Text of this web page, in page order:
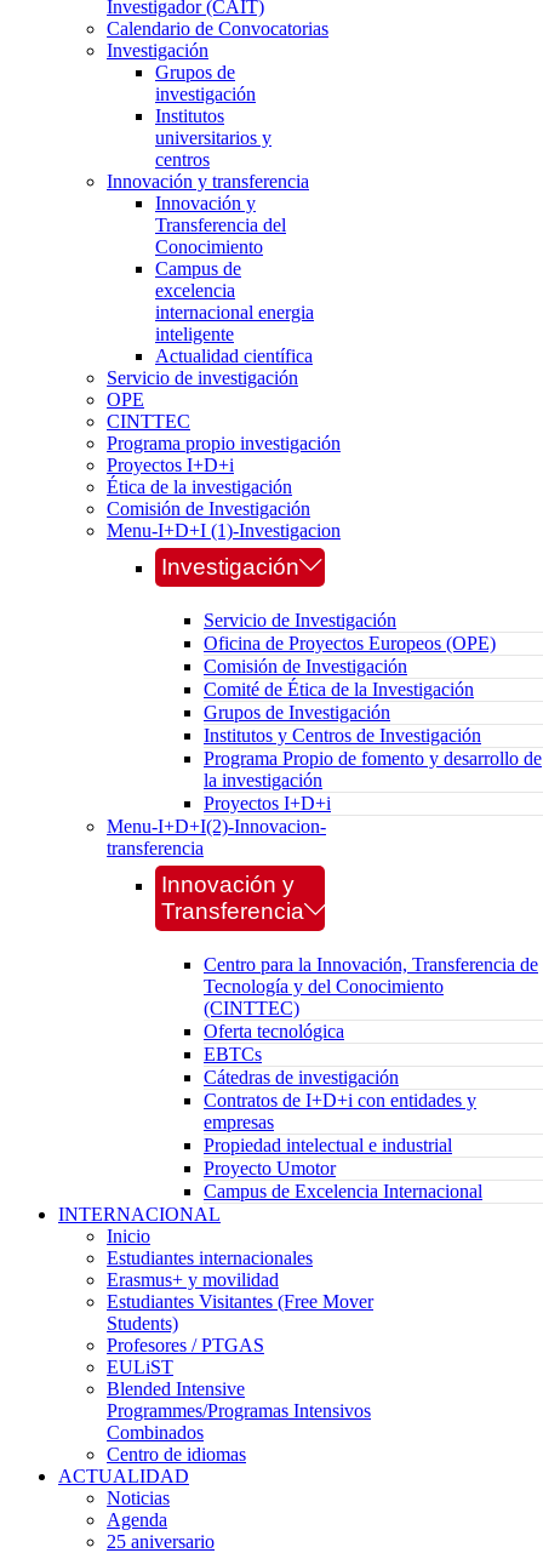
Investigador (CAIT)
Calendario de Convocatorias
Investigación
Grupos de
investigación
Institutos
universitarios y
centros
Innovación y transferencia
Innovación y
Transferencia del
Conocimiento
Campus de
excelencia
internacional energia
inteligente
Actualidad científica
Servicio de investigación
OPE
CINTTEC
Programa propio investigación
Proyectos I+D+i
Ética de la investigación
Comisión de Investigación
Menu-I+D+I (1)-Investigacion
Investigación
Servicio de Investigación
Oficina de Proyectos Europeos (OPE)
Comisión de Investigación
Comité de Ética de la Investigación
Grupos de Investigación
Institutos y Centros de Investigación
Programa Propio de fomento y desarrollo de
la investigación
Proyectos I+D+i
Menu-I+D+I(2)-Innovacion-
transferencia
Innovación y
Transferencia
Centro para la Innovación, Transferencia de
Tecnología y del Conocimiento
(CINTTEC)
Oferta tecnológica
EBTCs
Cátedras de investigación
Contratos de I+D+i con entidades y
empresas
Propiedad intelectual e industrial
Proyecto Umotor
Campus de Excelencia Internacional
INTERNACIONAL
Inicio
Estudiantes internacionales
Erasmus+ y movilidad
Estudiantes Visitantes (Free Mover
Students)
Profesores / PTGAS
EULiST
Blended Intensive
Programmes/Programas Intensivos
Combinados
Centro de idiomas
ACTUALIDAD
Noticias
Agenda
25 aniversario